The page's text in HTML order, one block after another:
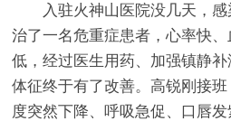
入驻火神山医院没几天，
治了一名危重症患者，心率快
低，经过医生用药、加强镇静
体征终于有了改善。高锐刚接
度突然下降、呼吸急促、口唇